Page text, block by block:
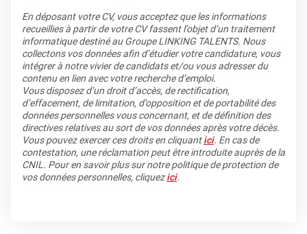
En déposant votre CV, vous acceptez que les informations
recueillies à partir de votre CV fassent l’objet d’un traitement
informatique destiné au Groupe LINKING TALENTS. Nous
collectons vos données afin d’étudier votre candidature, vous
intégrer à notre vivier de candidats et/ou vous adresser du
contenu en lien avec votre recherche d’emploi.
Vous disposez d’un droit d’accès, de rectification,
d’effacement, de limitation, d’opposition et de portabilité des
données personnelles vous concernant, et de définition des
directives relatives au sort de vos données après votre décès.
Vous pouvez exercer ces droits en cliquantici. En cas de
contestation, une réclamation peut être introduite auprès de la
CNIL. Pour en savoir plus sur notre politique de protection de
vos données personnelles, cliquezici.